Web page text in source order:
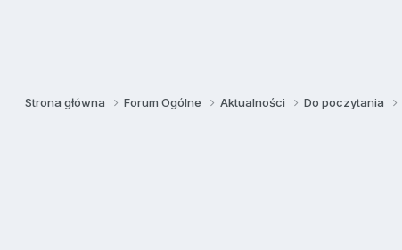
Strona główna Forum Ogólne Aktualności Do poczytania